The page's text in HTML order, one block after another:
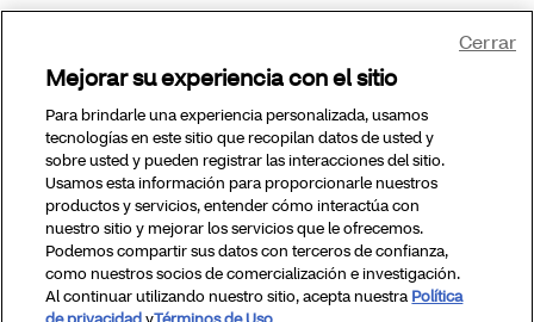
Mejorar su experiencia con el sitio
Para brindarle una experiencia personalizada, usamos
tecnologías en este sitio que recopilan datos de usted y
sobre usted y pueden registrar las interacciones del sitio.
Usamos esta información para proporcionarle nuestros
productos y servicios, entender cómo interactúa con
nuestro sitio y mejorar los servicios que le ofrecemos.
Podemos compartir sus datos con terceros de confianza,
como nuestros socios de comercialización e investigación.
Al continuar utilizando nuestro sitio, acepta nuestra Política
Cerrar